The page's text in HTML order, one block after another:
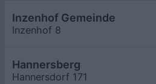
Inzenhof Gemeinde
Inzenhof 8
Hannersberg
Hannersdorf 171